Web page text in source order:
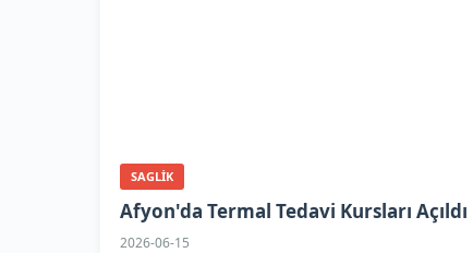
SAGLIK
Afyon'da Termal Tedavi Kursları Açıldı
2026-06-15